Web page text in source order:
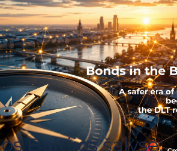
Baltijos šalyse: